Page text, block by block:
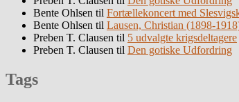
Bente Ohlsen til Fortællekoncert med
Bente Ohlsen til Lausen, Christian (1898-
Preben T. Clausen til 5 udvalgte krigsdeltagere
Preben T. Clausen til Den gotiske Udfordring
Tags